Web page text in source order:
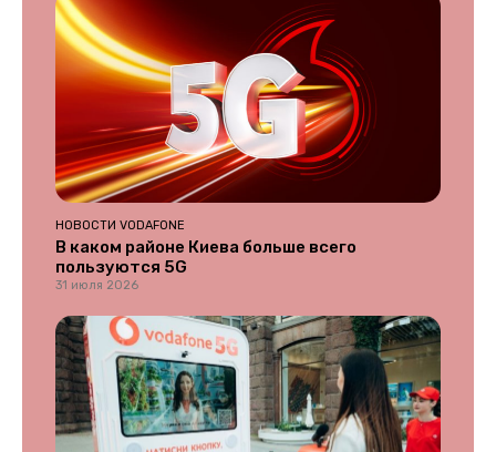
НОВОСТИ VODAFONE
В каком районе Киева больше всего
пользуются 5G
31 июля 2026